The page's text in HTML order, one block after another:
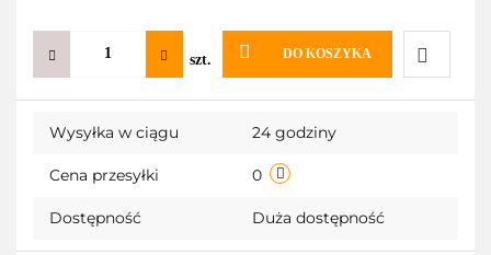
szt. DO KOSZYKA
Do
Wysyłka w ciągu 24 godziny
Cena przesyłki 0
Dostępność Duża dostępność